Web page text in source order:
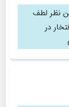
نظر لطف
در